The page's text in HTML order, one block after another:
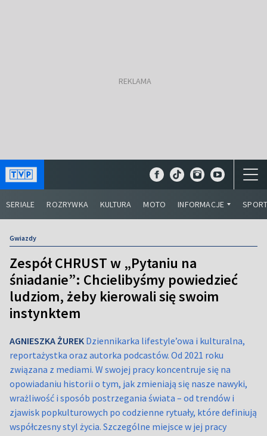
SERIALE ROZRYWKA KULTURA MOTO INFORMACJE
Gwiazdy
Zespół CHRUST w „Pytaniu na
śniadanie”: Chcielibyśmy powiedzieć
ludziom, żeby kierowali się swoim
instynktem
AGNIESZKA ŻUREK Dziennikarka lifestyle’owa i kulturalna,
reportażystka oraz autorka podcastów. Od 2021 roku
związana z mediami. W swojej pracy koncentruje się na
opowiadaniu historii o tym, jak zmieniają się nasze nawyki,
wrażliwość i sposób postrzegania świata – od trendów i
zjawisk popkulturowych po codzienne rytuały, które definiują
współczesny styl życia. Szczególne miejsce w jej pracy